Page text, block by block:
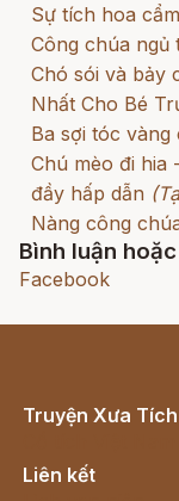
Sự tích hoa
Công chúa ngủ
Chó sói và bảy
Nhất Cho Bé
Ba sợi tóc vàng
Chú mèo đi hia
đầy hấp dẫn
Nàng công
Bình luận
Facebook
Truyện Xưa
Liên kết